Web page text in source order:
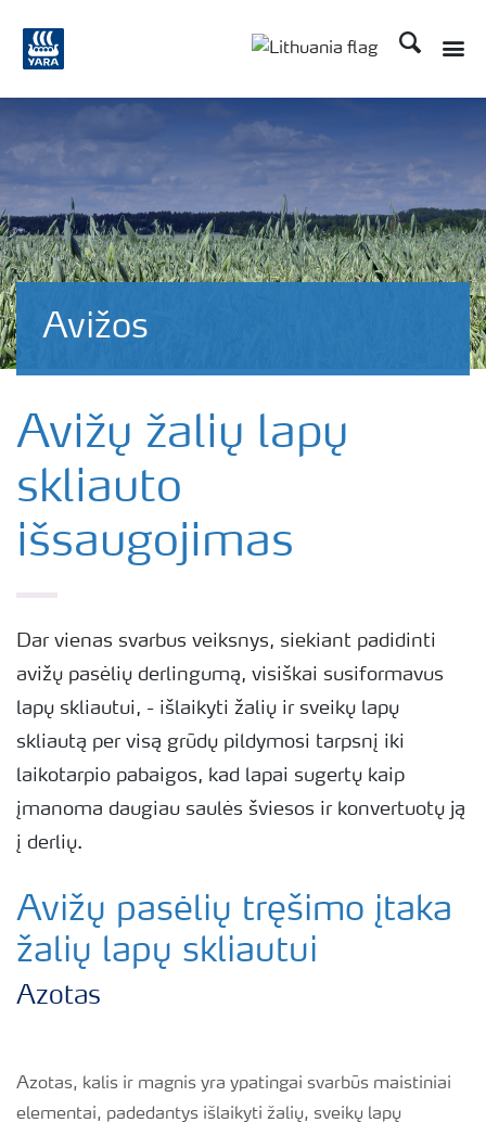
Ieškoti
Avižos
Avižų žalių lapų
skliauto
išsaugojimas
Dar vienas svarbus veiksnys, siekiant padidinti
avižų pasėlių derlingumą, visiškai susiformavus
lapų skliautui, - išlaikyti žalių ir sveikų lapų
skliautą per visą grūdų pildymosi tarpsnį iki
laikotarpio pabaigos, kad lapai sugertų kaip
įmanoma daugiau saulės šviesos ir konvertuotų ją
į derlių.
Avižų pasėlių tręšimo įtaka
žalių lapų skliautui
Azotas
Azotas, kalis ir magnis yra ypatingai svarbūs maistiniai
elementai, padedantys išlaikyti žalių, sveikų lapų